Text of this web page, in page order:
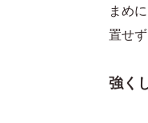
まめ
置せ
強く